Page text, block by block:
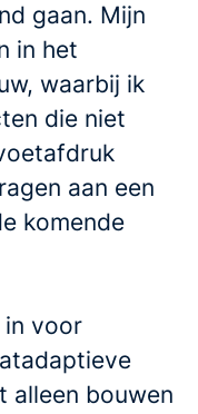
gaan. Mijn
in het
waarbij ik
die niet
aan een
komende
in voor
alleen bouwen